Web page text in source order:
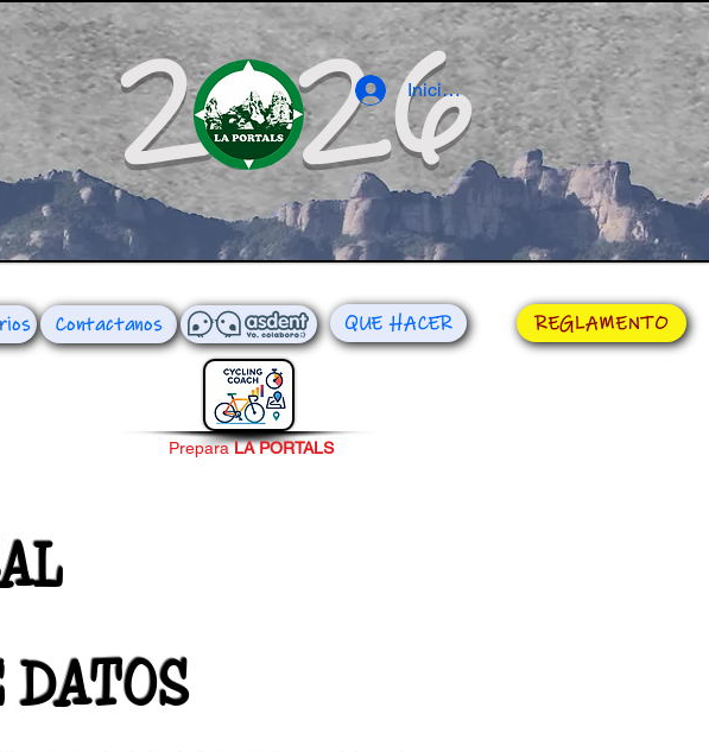
2026
Iniciar sesión
Contactanos QUE HACER REGLAMENTO
PreparaLA PORTALS
DATOS